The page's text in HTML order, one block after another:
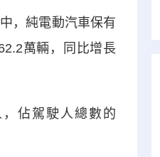
，純電動汽車保有
萬輛，同比增長
佔駕駛人總數的